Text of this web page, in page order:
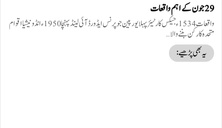
29 جون کے اہم واقعات
واقعات 1534ء جیکس کارٹیئر پہلا یورپین جو پرنس ایڈورڈ آئی لینڈ پہنچا 1950ء انڈونیشیا اقوام
متحدہ کا رکن بننے والا…
یہ بھی پڑھیے: